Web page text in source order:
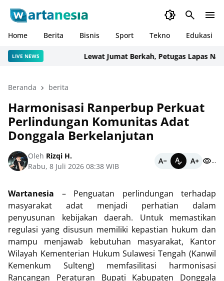
Home Berita Bisnis Sport Tekno Edukasi
LIVE NEWS Lewat Jumat Berkah, Petugas Lapas
Beranda berita
Harmonisasi Ranperbup Perkuat
Perlindungan Komunitas Adat
Donggala Berkelanjutan
Oleh Rizqi H.
Rabu, 8 Juli 2026 08:38 WIB
...
Wartanesia – Penguatan perlindungan terhadap
masyarakat adat menjadi perhatian dalam
penyusunan kebijakan daerah. Untuk memastikan
regulasi yang disusun memiliki kepastian hukum dan
mampu menjawab kebutuhan masyarakat, Kantor
Wilayah Kementerian Hukum Sulawesi Tengah (Kanwil
Kemenkum Sulteng) memfasilitasi harmonisasi
Rancangan Peraturan Bupati Kabupaten Donggala